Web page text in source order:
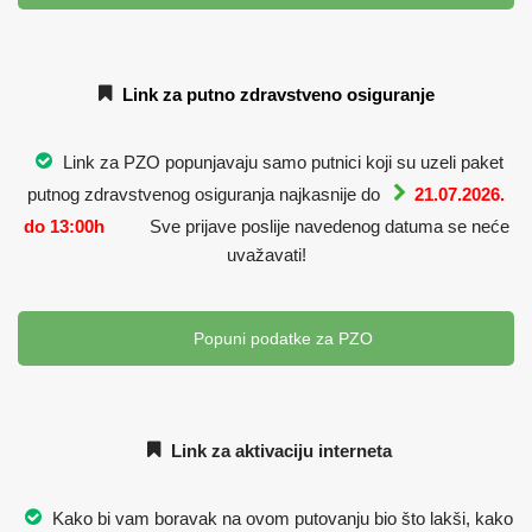
Link za putno zdravstveno osiguranje
Link za PZO popunjavaju samo putnici koji su uzeli paket
putnog zdravstvenog osiguranja najkasnije do
21.07.2026.
do 13:00h
Sve prijave poslije navedenog datuma se neće
uvažavati!
Popuni podatke za PZO
Link za aktivaciju interneta
Kako bi vam boravak na ovom putovanju bio što lakši, kako